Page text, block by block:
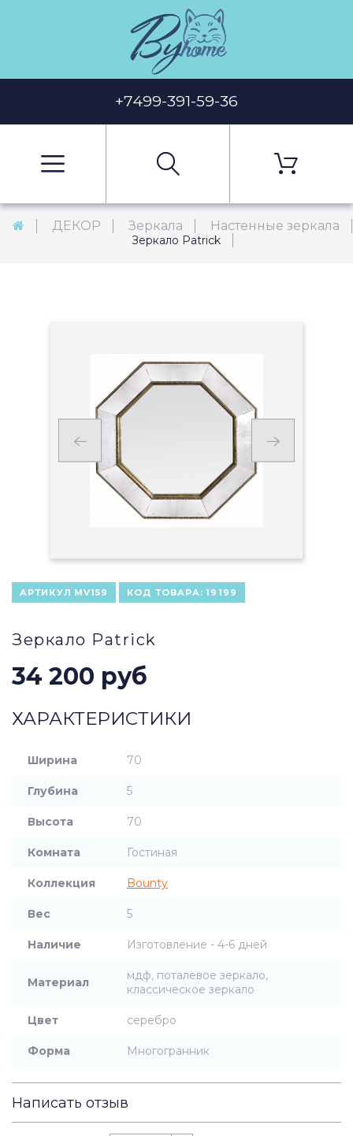
+7499-391-59-36
ДЕКОР Зеркала Настенные зеркала
Зеркало Patrick
АРТИКУЛ MV159 КОД ТОВАРА: 19199
Зеркало Patrick
34 200 руб
ХАРАКТЕРИСТИКИ
Ширина 70
Глубина 5
Высота 70
Комната Гостиная
Коллекция Bounty
Вес 5
Наличие Изготовление - 4-6 дней
Материал
мдф, поталевое зеркало,
классическое зеркало
Цвет серебро
Форма Многогранник
Написать отзыв